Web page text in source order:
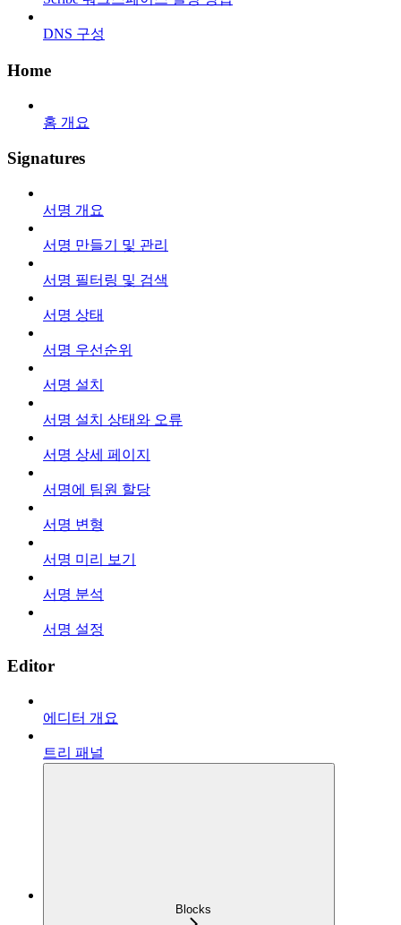
DNS 구성
Home
홈 개요
Signatures
서명 개요
서명 만들기 및 관리
서명 필터링 및 검색
서명 상태
서명 우선순위
서명 설치
서명 설치 상태와 오류
서명 상세 페이지
서명에 팀원 할당
서명 변형
서명 미리 보기
서명 분석
서명 설정
Editor
에디터 개요
트리 패널
Blocks